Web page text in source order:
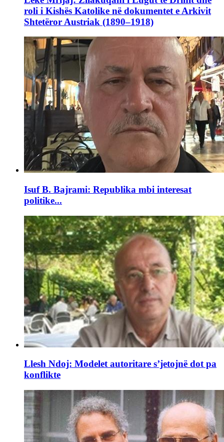
roli i Kishës Katolike në dokumentet e Arkivit
Shtetëror Austriak (1890–1918)
Isuf B. Bajrami: Republika mbi interesat
politike...
Llesh Ndoj: Modelet autoritare s’jetojnë dot pa
konflikte